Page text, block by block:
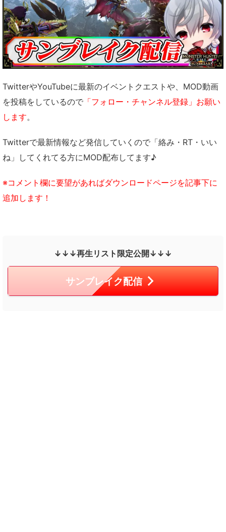
TwitterやYouTubeに最新のイベントクエストや、MOD動画
を投稿をしているので 「フォロー・チャンネル登録」お願い
します。
Twitterで最新情報など発信していくので「絡み・RT・いい
ね」してくれてる方にMOD配布してます♪
※コメント欄に要望があればダウンロードページを記事下に
追加します！
↓↓↓再生リスト限定公開↓↓↓
サンブレイク配信